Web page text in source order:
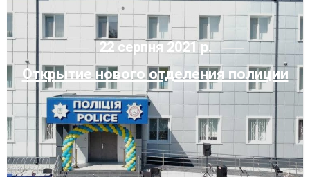
22 серпня 2021 р.
Открытие нового отделения полиции